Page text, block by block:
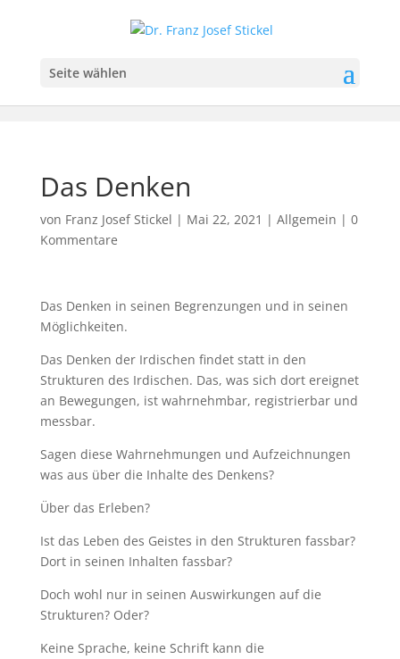
Seite wählen
Das Denken
von Franz Josef Stickel | Mai 22, 2021 | Allgemein | 0
Kommentare
Das Denken in seinen Begrenzungen und in seinen
Möglichkeiten.
Das Denken der Irdischen findet statt in den
Strukturen des Irdischen. Das, was sich dort ereignet
an Bewegungen, ist wahrnehmbar, registrierbar und
messbar.
Sagen diese Wahrnehmungen und Aufzeichnungen
was aus über die Inhalte des Denkens?
Über das Erleben?
Ist das Leben des Geistes in den Strukturen fassbar?
Dort in seinen Inhalten fassbar?
Doch wohl nur in seinen Auswirkungen auf die
Strukturen? Oder?
Keine Sprache, keine Schrift kann die